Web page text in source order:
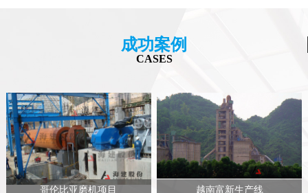
成功案例
CASES
哥伦比亚磨机项目 越南富新生产线